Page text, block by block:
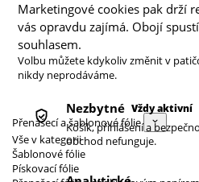
Přenášecí a šablonové fólie
Vše v kategorii
Šablonové fólie
Pískovací fólie
Marketingové cookies pak drží
vás opravdu zajímá. Obojí
souhlasem.
Volbu můžete kdykoliv změnit v
nikdy neprodáváme.
Nezbytné Vždy aktivní
Košík, přihlášení a
obchod nefunguje.